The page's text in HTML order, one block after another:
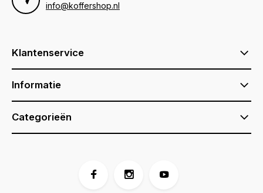
info@koffershop.nl
Klantenservice
Informatie
Categorieën